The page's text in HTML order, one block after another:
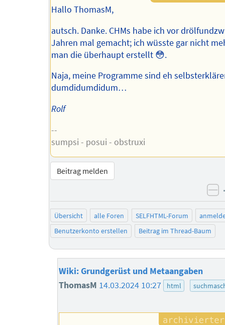
Hallo ThomasM,
autsch. Danke. CHMs habe ich vor
Jahren mal gemacht; ich wüsste gar nicht
man die überhaupt erstellt 😳.
Naja, meine Programme sind eh
dumdidumdidum…
Rolf
--
sumpsi - posui - obstruxi
Beitrag melden
Übersicht alle Foren SELFHTML-Forum
Benutzerkonto erstellen
Beitrag im Thread-Baum
Wiki: Grundgerüst und Metaangaben
ThomasM 14.03.2024 10:27 html